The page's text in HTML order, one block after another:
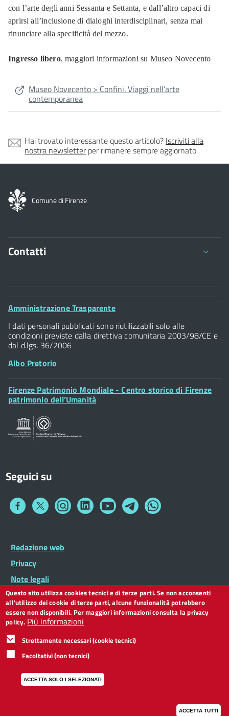
con l’arte degli anni Sessanta e Settanta, e dall’altro capaci di
aprirsi all’inclusione di dialoghi interdisciplinari, senza mai
rinunciare alla specificità del mezzo.
Ingresso libero, maggiori informazioni su Museo Novecento
Museo Novecento > Confini. Viaggi nell’arte
contemporanea
Hai trovato interessante questo articolo? Iscriviti alla
nostra newsletterper rimanere sempre aggiornato
Comune di Firenze
Contatti
Comune di Firenze
Palazzo Vecchio
Piazza della Signoria - 50122, Firenze
P.IVA 01307110484
Posta Elettronica Certificata
Footer
Amministrazione Trasparente
I dati personali pubblicati sono riutilizzabili solo alle
condizioni previste dalla direttiva comunitaria 2003/98/CE e
dal d.lgs. 36/2006
Albo Pretorio
Footer
Widget
Firenze Patrimonio Mondiale - Centro storico di Firenze
patrimonio dell’Umanità
Seguici su
Collegamento
Collegamento
a
Collegamento
a
Collegamento
a
Collegamento
a
Collegamento
a
Collegamento
a
Footer
Widget
Footer
menu
Redazione web
Privacy
Note legali
Dichiarazione di accessibilità
CC BY 3.0 IT
Questo sito utilizza cookies tecnici e di terze parti. Se non acconsenti
all'utilizzo dei cookie di terze parti, alcune funzionalità potrebbero
essere non disponibili. Per maggiori informazioni consulta la privacy
policy. Più informazioni
Strettamente necessari (cookie tecnici)
Facoltativi (non tecnici)
ACCETTA SOLO I SELEZIONATI
ACCETTA TUTTI